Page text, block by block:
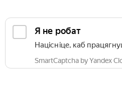
Я не робат
Націсніце, каб
SmartCaptcha by Yandex